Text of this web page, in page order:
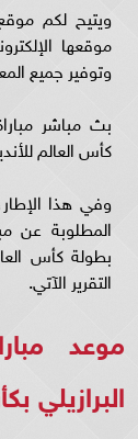
ويتيح لكم موقع
موقعها
وتوفير جميع
بث مباشر
كأس العالم للأندية
وفي هذا
المطلوبة عن
التقرير الآتي.
موعد
البرازيلي